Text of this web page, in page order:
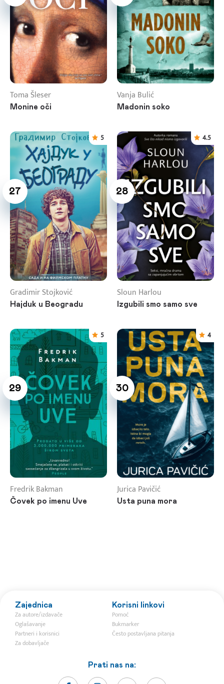
Toma Šleser
Monine oči
Vanja Bulić
Madonin soko
27
5
Gradimir Stojković
Hajduk u Beogradu
28
4.5
Sloun Harlou
Izgubili smo samo sve
29
5
Fredrik Bakman
Čovek po imenu Uve
30
4
Jurica Pavičić
Usta puna mora
Zajednica
Za autore/izdavače
Oglašavanje
Partneri i korisnici
Za dobavljače
Korisni linkovi
Pomoć
Bukmarker
Često postavljana pitanja
Prati nas na: